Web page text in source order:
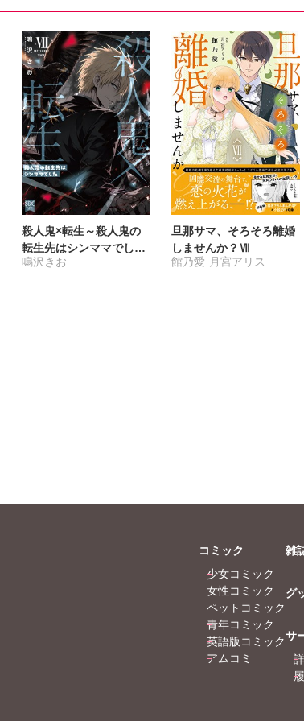
殺人鬼×転生～殺人鬼の
転生先はシンママでした
～【単行本版】7
鳴沢きお
旦那サマ、そろそろ離婚
しませんか？Ⅶ
館乃愛 月宮アリス
コミック
少女コミック
女性コミック
ペットコミック
青年コミック
英語版コミック
アムコミ
雑
グ
サ